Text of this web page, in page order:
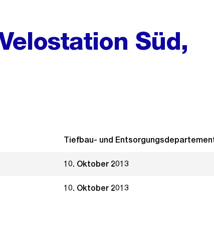
Süd,
Tiefbau- und
10. Oktober 2013
10. Oktober 2013